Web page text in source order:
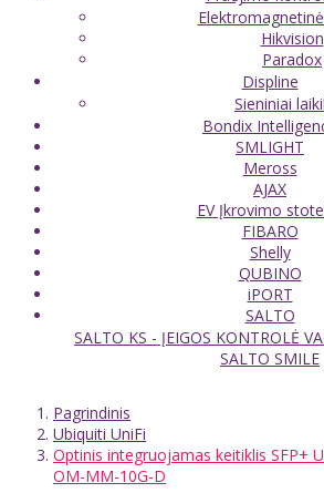
Hikvision
Paradox
Displine
Sieniniai
Bondix
SMLIGHT
Meross
AJAX
EV Įkrovimo
FIBARO
Shelly
QUBINO
iPORT
SALTO
SALTO KS - ĮEIGOS KONTROLĖ
SALTO SMILE
Pagrindinis
Ubiquiti UniFi
Optinis integruojamas keitiklis SFP+
OM-MM-10G-D